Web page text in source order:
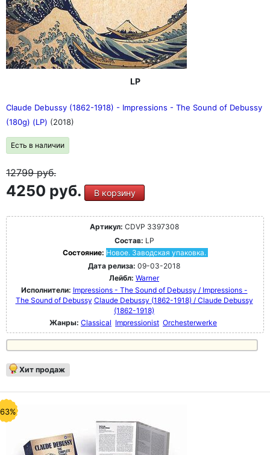
LP
Claude Debussy (1862-1918) - Impressions - The Sound of Debussy
(180g) (LP) (2018)
Есть в наличии
12799руб.
4250 руб. В корзину
Артикул: CDVP 3397308
Состав: LP
Состояние: Новое. Заводская упаковка.
Дата релиза: 09-03-2018
Лейбл: Warner
Исполнители: Impressions - The Sound of Debussy / Impressions -
The Sound of Debussy Claude Debussy (1862-1918) / Claude Debussy
(1862-1918)
Жанры: Classical Impressionist Orchesterwerke
Хит продаж